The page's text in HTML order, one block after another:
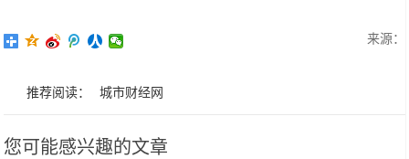
来源：
推荐阅读： 城市财经网
您可能感兴趣的文章